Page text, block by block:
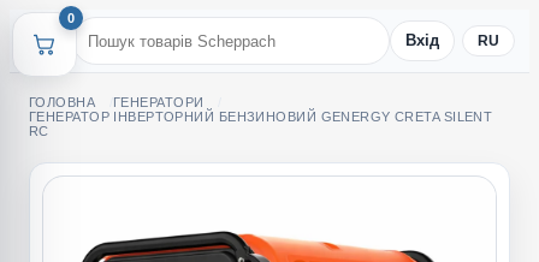
0
Вхід RU
ГОЛОВНА
ГЕНЕРАТОРИ
ГЕНЕРАТОР ІНВЕРТОРНИЙ БЕНЗИНОВИЙ GENERGY CRETA SILENT
RC